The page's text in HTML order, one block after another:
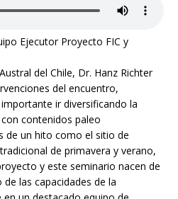
Ejecutor Proyecto FIC y
del Chile, Dr. Hanz Richter
del encuentro,
ir diversificando la
contenidos paleo
de un hito como el sitio de
de primavera y verano,
y este seminario nacen de
las capacidades de la